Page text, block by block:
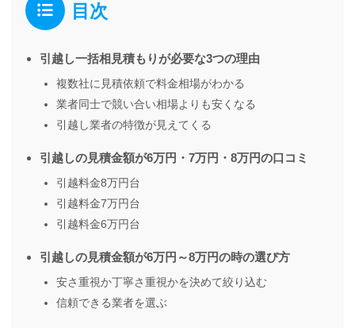
目次
引越し一括相見積もりが必要な3つの理由
複数社に見積依頼で料金相場がわかる
業者同士で競い合い相場よりも安くなる
引越し業者の特徴が見えてくる
引越しの見積金額が6万円・7万円・8万円の口コミ
引越料金8万円台
引越料金7万円台
引越料金6万円台
引越しの見積金額が6万円～8万円の時の選び方
安さ重視か丁寧さ重視かを決めて絞り込む
信頼できる業者を選ぶ